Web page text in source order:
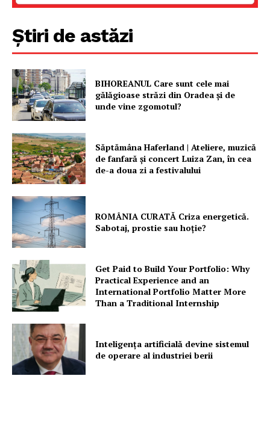
Știri de astăzi
BIHOREANUL Care sunt cele mai
gălăgioase străzi din Oradea și de
unde vine zgomotul?
Săptămâna Haferland | Ateliere, muzică
de fanfară şi concert Luiza Zan, în cea
de-a doua zi a festivalului
ROMÂNIA CURATĂ Criza energetică.
Sabotaj, prostie sau hoție?
Get Paid to Build Your Portfolio: Why
Practical Experience and an
International Portfolio Matter More
Than a Traditional Internship
Inteligența artificială devine sistemul
de operare al industriei berii